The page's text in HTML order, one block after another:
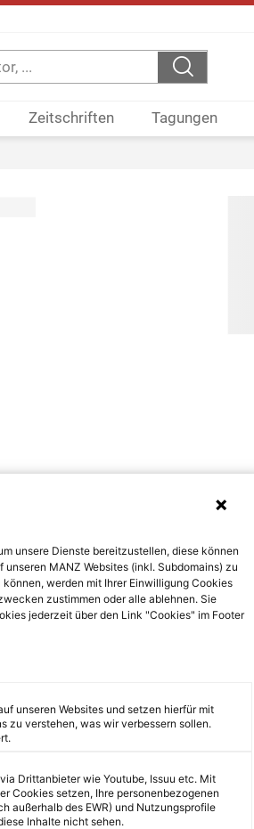
Zeitschriften Tagungen
unsere Dienste bereitzustellen, diese können
MANZ Websites (inkl. Subdomains) zu
werden mit Ihrer Einwilligung Cookies
zustimmen oder alle ablehnen. Sie
jederzeit über den Link "Cookies" im Footer
unseren Websites und setzen hierfür mit
zu verstehen, was wir verbessern sollen.
Drittanbieter wie Youtube, Issuu etc. Mit
Cookies setzen, Ihre personenbezogenen
außerhalb des EWR) und Nutzungsprofile
Inhalte nicht sehen.